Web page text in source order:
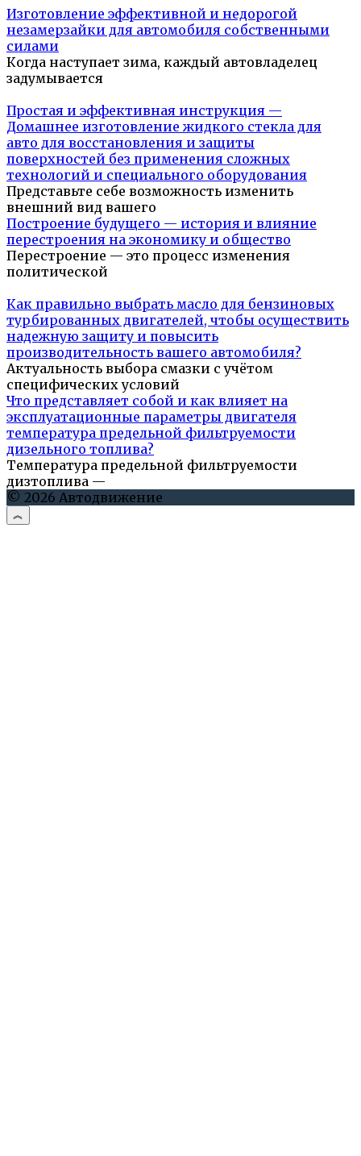
Изготовление эффективной и недорогой
незамерзайки для автомобиля собственными
силами
Когда наступает зима, каждый автовладелец
задумывается
Простая и эффективная инструкция —
Домашнее изготовление жидкого стекла для
авто для восстановления и защиты
поверхностей без применения сложных
технологий и специального оборудования
Представьте себе возможность изменить
внешний вид вашего
Построение будущего — история и влияние
перестроения на экономику и общество
Перестроение — это процесс изменения
политической
Как правильно выбрать масло для бензиновых
турбированных двигателей, чтобы осуществить
надежную защиту и повысить
производительность вашего автомобиля?
Актуальность выбора смазки с учётом
специфических условий
Что представляет собой и как влияет на
эксплуатационные параметры двигателя
температура предельной фильтруемости
дизельного топлива?
Температура предельной фильтруемости
дизтоплива —
© 2026 Автодвижение